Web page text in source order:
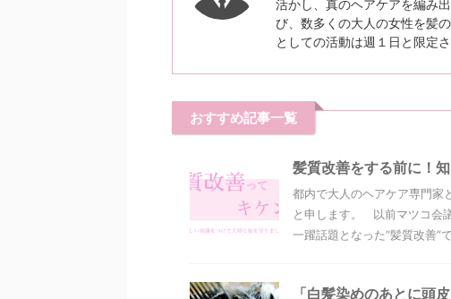
活かし、真のヘアケアを編み
び、数多くの大人の女性を髪
としての活動は週１日と限定さ
おすすめ記事一覧
髪質改善をする前に！
都内で大人のヘアケア専門家
と申します。 以前マツコ会
一躍話題となった“髪質改善”
「白髪染めのあとに頭